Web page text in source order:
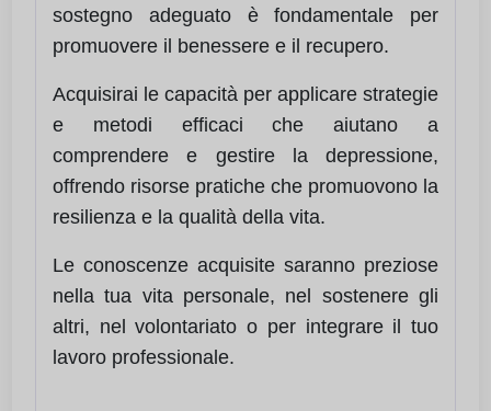
sostegno adeguato è fondamentale per
promuovere il benessere e il recupero.
Acquisirai le capacità per applicare strategie
e metodi efficaci che aiutano a
comprendere e gestire la depressione,
offrendo risorse pratiche che promuovono la
resilienza e la qualità della vita.
Le conoscenze acquisite saranno preziose
nella tua vita personale, nel sostenere gli
altri, nel volontariato o per integrare il tuo
lavoro professionale.